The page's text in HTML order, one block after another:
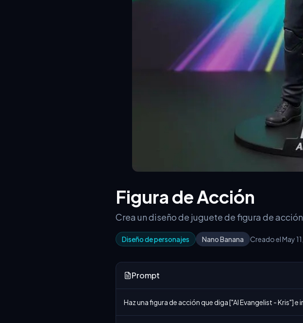
Figura de Acción
Crea un diseño de juguete de figura de
Diseño de personajes Nano Banana Creado el May
Prompt
Haz una figura de acción que diga ["AI Evangelist -